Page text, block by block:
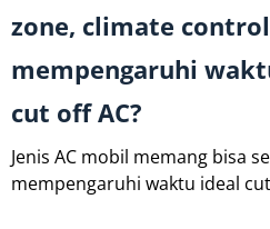
zone, climate
mempengaruhi
cut off AC?
Jenis AC mobil memang bisa
mempengaruhi waktu ideal